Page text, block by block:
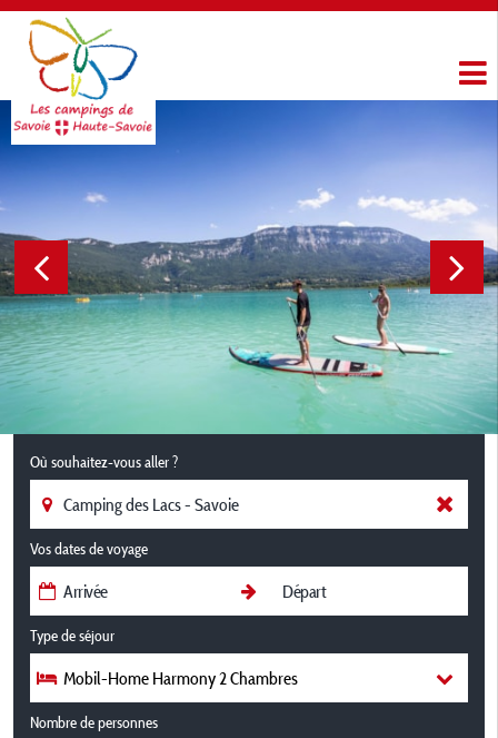
Où souhaitez-vous aller ?
Vos dates de voyage
Type de séjour
Mobil-Home Harmony 2 Chambres
Nombre de personnes